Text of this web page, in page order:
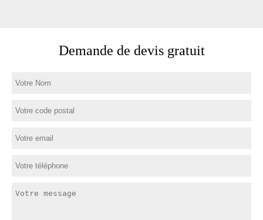
Demande de devis gratuit